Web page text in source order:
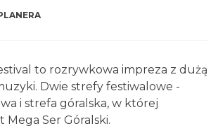
to rozrywkowa impreza z dużą
Dwie strefy festiwalowe -
i strefa góralska, w której
Ser Góralski.